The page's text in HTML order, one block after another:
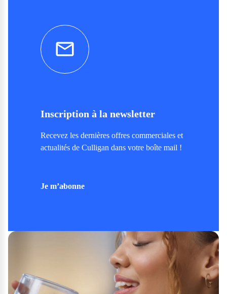
Inscription à la newsletter
Recevez les dernières offres commerciales et
actualités de Culligan dans votre boîte mail !
Je m’abonne